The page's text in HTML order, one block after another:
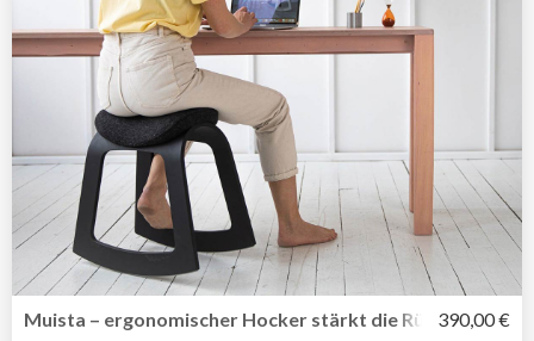
Muista – ergonomischer Hocker stärkt die 390,00 €